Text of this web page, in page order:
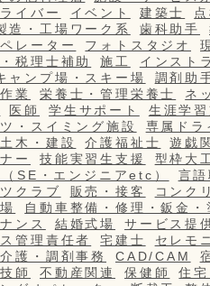
イバー
イベント 建築士
造・工場ワーク系 歯科助手
レーター
フォトスタジオ
税理士補助
施工 インスト
ャンプ場・スキー場 調剤助
業
栄養士・管理栄養士 ネ
医師 学生サポート 生涯学習
・スイミング施設
専属ドラ
木・建設
介護福祉士 遊戯
ー
技能実習生支援 型枠大
SE・エンジニアetc）
言
クラブ
販売・接客 コンク
自動車整備・修理・鈑金・
ンス
結婚式場 サービス提
管理責任者
宅建士
セレモ
護・調剤事務
CAD/CAM
師
不動産関連 保健師 住